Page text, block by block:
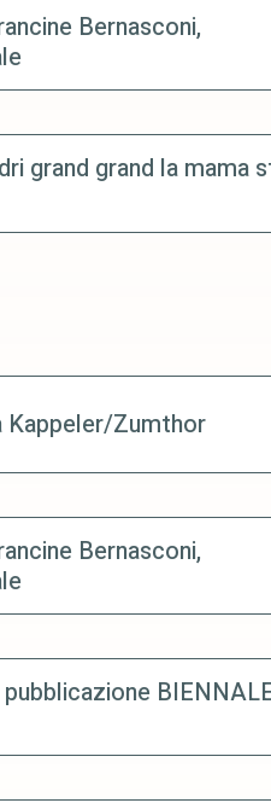
Bernasconi,
grand grand la mama
Kappeler/Zumthor
Bernasconi,